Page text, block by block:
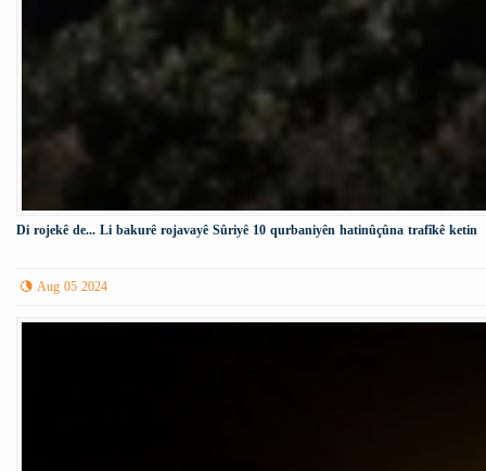
Di rojekê de... Li bakurê rojavayê Sûriyê 10 qurbaniyên hatinûçûna trafîkê ketin
Aug 05 2024